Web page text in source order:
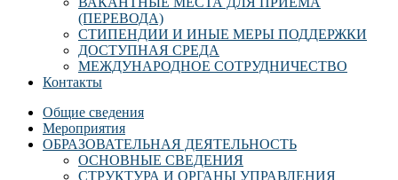
(ПЕРЕВОДА)
СТИПЕНДИИ И ИНЫЕ МЕРЫ ПОДДЕРЖКИ
ДОСТУПНАЯ СРЕДА
МЕЖДУНАРОДНОЕ СОТРУДНИЧЕСТВО
Контакты
Общие сведения
Мероприятия
ОБРАЗОВАТЕЛЬНАЯ ДЕЯТЕЛЬНОСТЬ
ОСНОВНЫЕ СВЕДЕНИЯ
СТРУКТУРА И ОРГАНЫ УПРАВЛЕНИЯ